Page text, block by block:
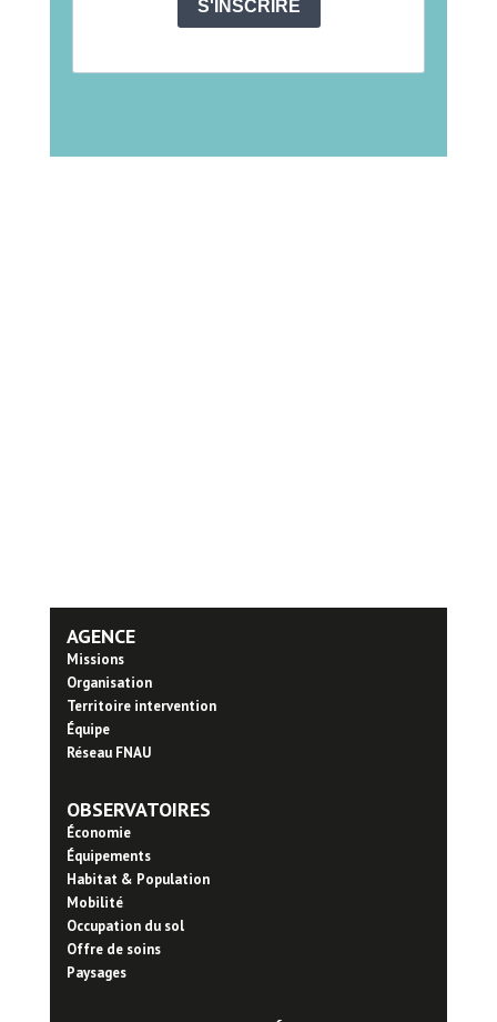
AGENCE
Missions
Organisation
Territoire intervention
Équipe
Réseau FNAU
OBSERVATOIRES
Économie
Équipements
Habitat & Population
Mobilité
Occupation du sol
Offre de soins
Paysages